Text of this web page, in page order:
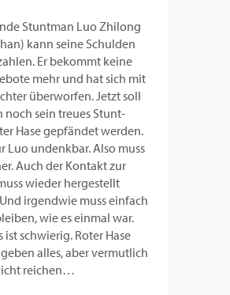
Stuntman Luo Zhilong
kann seine Schulden
Er bekommt keine
mehr und hat sich mit
überworfen. Jetzt soll
noch sein treues Stunt-
Hase gepfändet werden.
Luo undenkbar. Also muss
Auch der Kontakt zur
wieder hergestellt
irgendwie muss einfach
wie es einmal war.
ist schwierig. Roter Hase
alles, aber vermutlich
reichen…